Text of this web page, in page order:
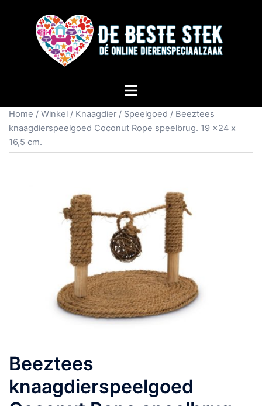
Home / Winkel / Knaagdier / Speelgoed / Beeztees
knaagdierspeelgoed Coconut Rope speelbrug. 19 x24 x
16,5 cm.
Beeztees
knaagdierspeelgoed